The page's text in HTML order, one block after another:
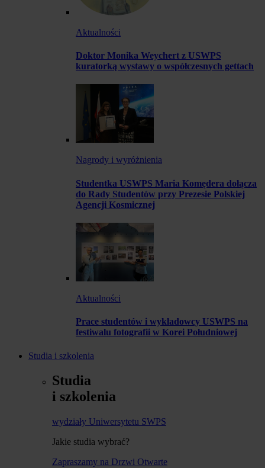
Aktualności
Doktor Monika Weychert z USWPS
kuratorką wystawy o współczesnych gettach
Nagrody i wyróżnienia
Studentka USWPS Maria Komędera dołącza
do Rady Studentów przy Prezesie Polskiej
Agencji Kosmicznej
Aktualności
Prace studentów i wykładowcy USWPS na
festiwalu fotografii w Korei Południowej
Studia i szkolenia
Studia
i szkolenia
wydziały Uniwersytetu SWPS
Jakie studia wybrać?
Zapraszamy na Drzwi Otwarte